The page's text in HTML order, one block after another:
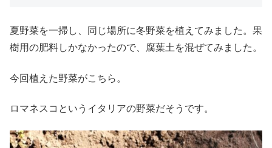
夏野菜を一掃し、同じ場所に冬野菜を植えてみました。果
樹用の肥料しかなかったので、腐葉土を混ぜてみました。
今回植えた野菜がこちら。
ロマネスコというイタリアの野菜だそうです。